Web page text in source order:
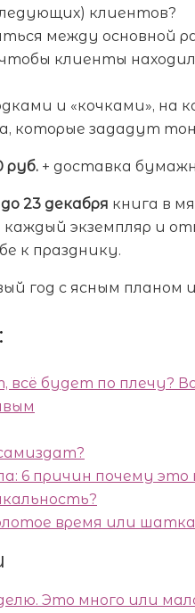
клиентов?
между основной
чтобы клиенты
и «кочками»,
которые зададут
руб. + доставка
до 23 декабря книга в
каждый экземпляр и
к празднику.
год с ясным планом
всё будет по плечу?
6 причин почему
время или